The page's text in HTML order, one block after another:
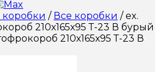
/ Все коробки / ex.
210х165х95 Т-23 В бурый